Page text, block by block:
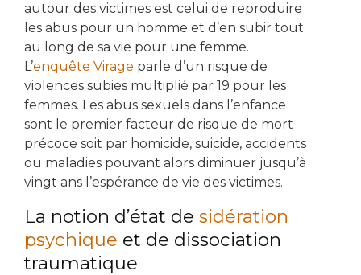
autour des victimes est celui de reproduire
les abus pour un homme et d’en subir tout
au long de sa vie pour une femme.
L’enquête Virage parle d’un risque de
violences subies multiplié par 19 pour les
femmes. Les abus sexuels dans l’enfance
sont le premier facteur de risque de mort
précoce soit par homicide, suicide, accidents
ou maladies pouvant alors diminuer jusqu’à
vingt ans l’espérance de vie des victimes.
La notion d’état de sidération
psychique et de dissociation
traumatique